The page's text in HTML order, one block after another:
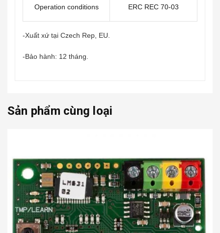
Operation conditions ERC REC 70-03
-Xuất xứ tại Czech Rep, EU.
-Bảo hành: 12 tháng.
Sản phẩm cùng loại